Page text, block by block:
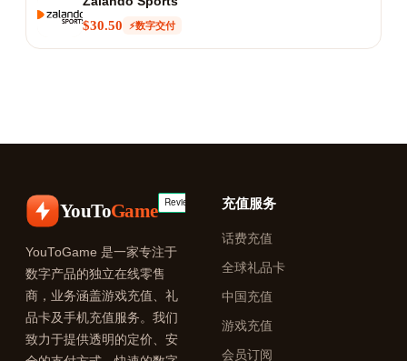
$30.50
⚡数字交付
YouToGame
YouToGame 是一家专注于
数字产品的独立在线零售
商，业务涵盖游戏充值、礼
品卡及手机充值服务。我们
致力于提供透明的定价、安
充值服务
话费充值
全球礼品卡
中国充值
游戏充值
会员订阅